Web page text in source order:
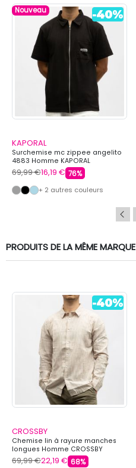
Nouveau
KAPORAL
Surchemise mc zippee angelito
4883 Homme KAPORAL
69,99 €16,19 € 76%
+ 2 autres couleurs
PRODUITS DE LA MÊME MARQUE
CROSSBY
Chemise lin à rayure manches
longues Homme CROSSBY
69,99 €22,19 € 68%